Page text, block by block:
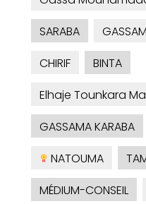
SARABA
CHIRIF
BINTA
Elhaje Tounkara
GASSAMA KARABA
NATOUMA
MÉDIUM-CONSEIL